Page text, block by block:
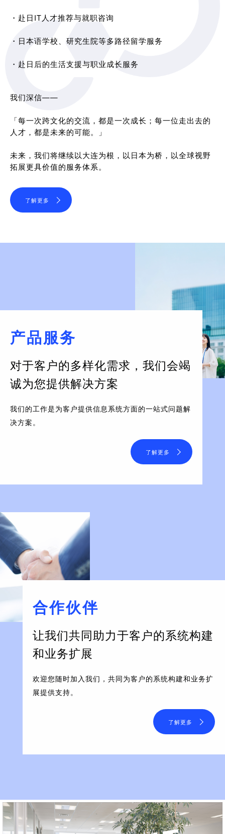
・赴日IT人才推荐与就职咨询
・日本语学校、研究生院等多路径留学服务
・赴日后的生活支援与职业成长服务
我们深信——
「每一次跨文化的交流，都是一次成长；每一位走出去的
人才，都是未来的可能。」
未来，我们将继续以大连为根，以日本为桥，以全球视野
拓展更具价值的服务体系。
了解更多
产品服务
对于客户的多样化需求， 我们会竭
诚为您提供解决方案
我们的工作是为客户提供信息系统方面的一站式问题解
决方案。
了解更多
合作伙伴
让我们共同助力于客户的系统构建
和业务扩展
欢迎您随时加入我们，共同为客户的系统构建和业务扩
展提供支持。
了解更多